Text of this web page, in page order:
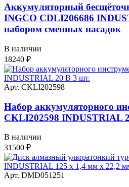
Аккумуляторный
INGCO CDLI206686
набором сменных насадок
В наличии
18240 ₽
Арт. CKLI202598
Набор аккумуляторного
CKLI202598 INDUSTRIAL
В наличии
31500 ₽
Арт. DMD051251